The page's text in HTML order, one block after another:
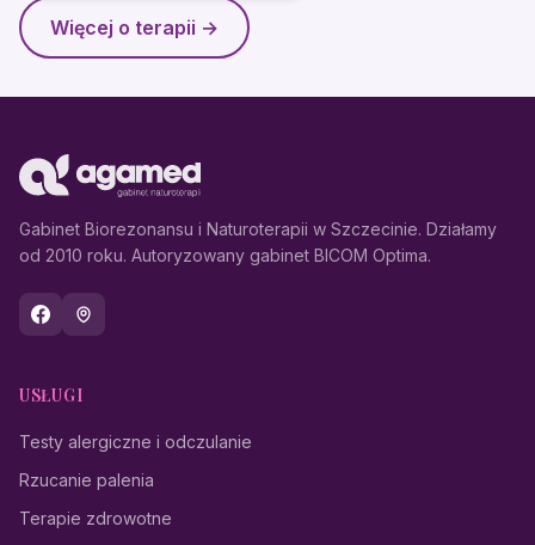
Więcej o terapii →
Gabinet Biorezonansu i Naturoterapii w Szczecinie. Działamy
od 2010 roku. Autoryzowany gabinet BICOM Optima.
USŁUGI
Testy alergiczne i odczulanie
Rzucanie palenia
Terapie zdrowotne